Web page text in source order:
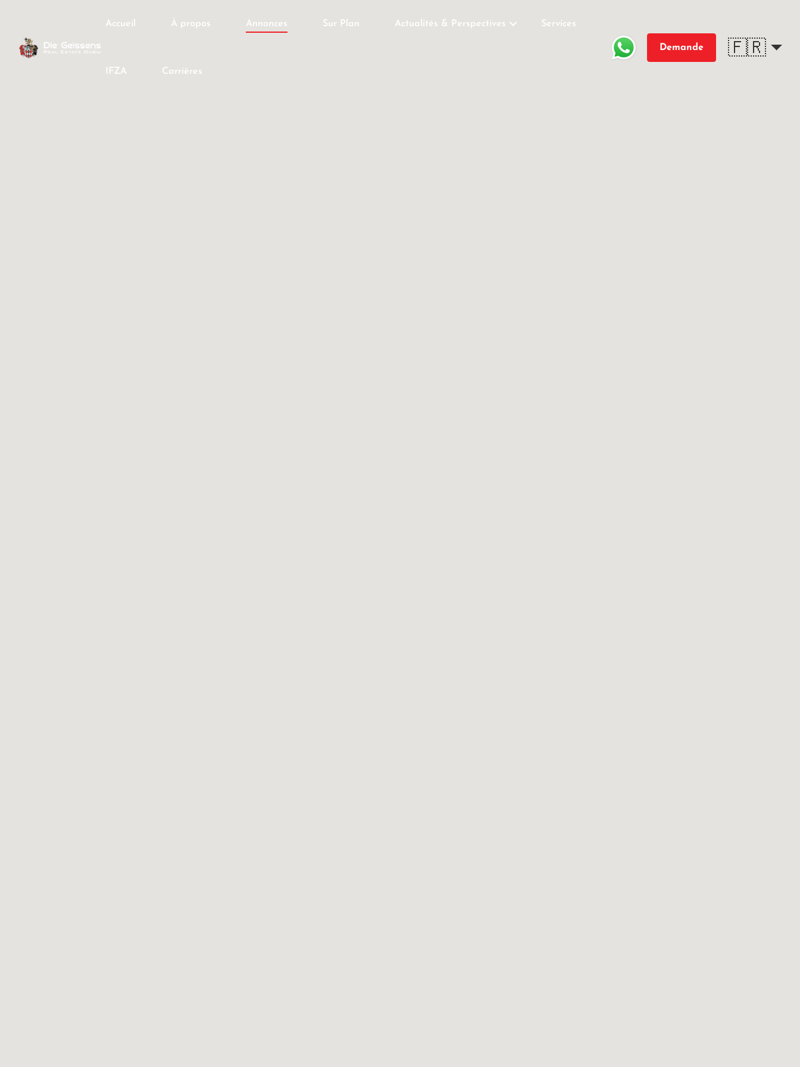
Accueil À propos Annonces Sur Plan Actualités & Perspectives Services
IFZA Carrières
Demande 🇫🇷